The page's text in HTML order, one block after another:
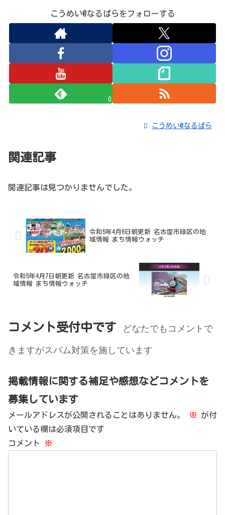
こうめい@なるぱらをフォローする
0
こうめい@なるぱら
関連記事
関連記事は見つかりませんでした。
令和5年4月6日朝更新 名古屋市緑区の地
域情報 まち情報ウォッチ
令和5年4月7日朝更新 名古屋市緑区の地
域情報 まち情報ウォッチ
コメント受付中です
どなたでもコメントで
きますがスパム対策を施しています
掲載情報に関する補足や感想などコメントを
募集しています
メールアドレスが公開されることはありません。 ※ が付
いている欄は必須項目です
コメント
※